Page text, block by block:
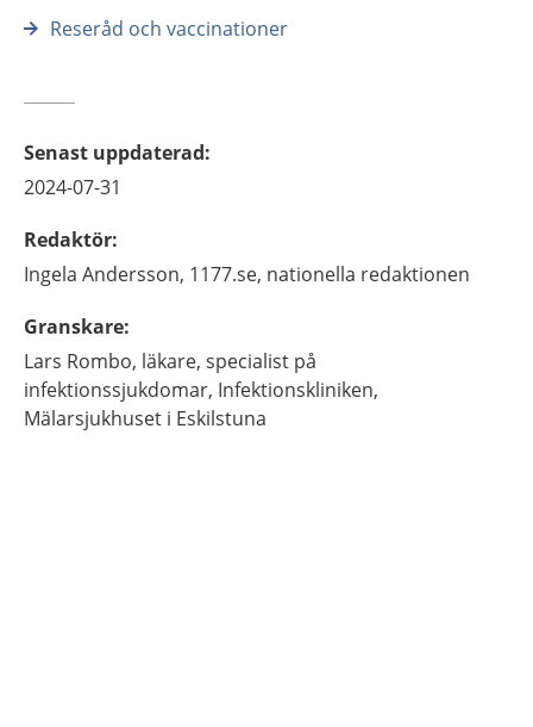
Reseråd och vaccinationer
Senast uppdaterad:
2024-07-31
Redaktör:
Ingela Andersson, 1177.se, nationella redaktionen
Granskare:
Lars Rombo, läkare, specialist på
infektionssjukdomar, Infektionskliniken,
Mälarsjukhuset i Eskilstuna